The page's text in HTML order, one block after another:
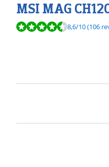
MSI MAG
Beoordeling is 8,6 van de 10,
8,6/10(106